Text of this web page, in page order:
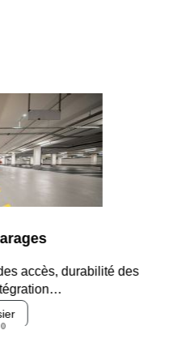
accès, durabilité des